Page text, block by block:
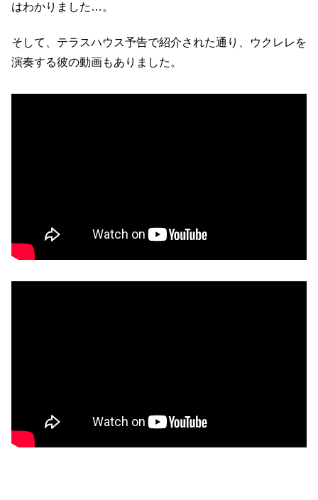
はわかりました…。
そして、テラスハウス予告で紹介された通り、ウクレレを
演奏する彼の動画もありました。